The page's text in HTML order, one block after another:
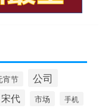
宵节
公司
宋代 市场 手机